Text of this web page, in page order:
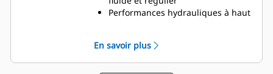
au vérin de verrouillage pour
afin de réduire le risque de
balancement ou de chute des
Performances hydrauliques à haut
haut débit
Le système de lubrification
En savoir plus